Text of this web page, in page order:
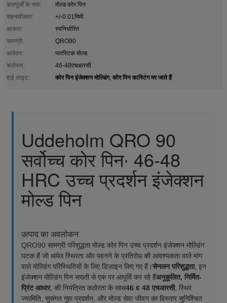
कलपुर्जों के नाम:
मोल्ड कोर पिन
सहनशीलता:
+/-0.01मिमी
आकार:
स्वनिर्धारित
सामग्री:
QRO90
आवेदन:
प्लास्टिक मोल्ड
कठोरता:
46-48एचआरसी
हाई लाइट:
कोर पिन इंजेक्शन मोल्डिंग, कोर पिन कास्टिंग मर जाते हैं
Uddeholm QRO 90
सर्वोच्च कोर पिन∙ 46-48
HRC उच्च प्रदर्शन इंजेक्शन
मोल्ड पिन
उत्पाद का अवलोकन
QRO90 सामग्री परिशुद्धता मोल्ड कोर पिन उच्च प्रदर्शन इंजेक्शन मोल्डिंग
घटक हैं जो थर्मल स्थिरता और पहनने के प्रतिरोध की आवश्यकता वाले मांग
वाले मोल्डिंग परिस्थितियों के लिए डिज़ाइन किए गए हैं।सेनलन परिशुद्धता, इन
इंजेक्शन मोल्डिंग पिन सख्ती से एक पर आपूर्ति कर रहे हैंअनुकूलित, निर्मित-
प्रिंट आधार, की नियंत्रित कठोरता के साथ46 ¢ 48 एचआरसी, स्थिर
ज्यामिति, सुसंगत गुहा प्रदर्शन, और मोल्ड सेवा जीवन का विस्तार सुनिश्चित